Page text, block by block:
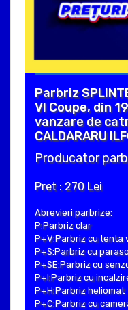
Parbriz
VI Coupe, din
vanzare de
CALDARARU
Producator
Pret : 270 Lei
Abrevieri parbrize:
P:Parbriz clar
P+V:Parbriz cu tenta
P+S:Parbriz cu
P+SE:Parbriz cu
P+I:Parbriz cu
P+H:Parbriz heliomat
P+C:Parbriz cu